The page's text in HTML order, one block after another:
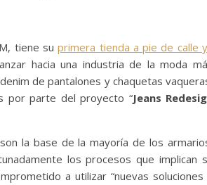
tiene suprimera tienda a pie de calle
hacia una industria de la moda
de pantalones y chaquetas
por parte del proyecto “Jeans
la base de la mayoría de los
los procesos que implican
a utilizar “nuevas